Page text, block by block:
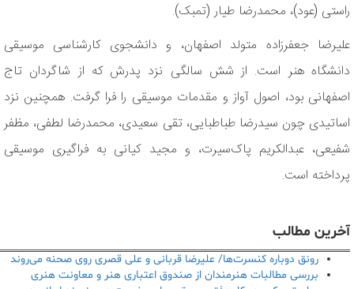
راستی (عود)، محمدرضا طیار (تمبک).
علیرضا جعفرزاده متولد اصفهان، و دانشجوی کارشناسی موسیقی
دانشگاه هنر است. از شش سالگی نزد پدرش که از شاگردان تاج
اصفهانی بود، اصول آواز و مقدمات موسیقی را فرا گرفت. همچنین نزد
اساتیدی چون سیدرضا طباطبایی، تقى سعیدى، محمدرضا لطفی، مظفر
شفیعی، عبدالکریم پاک‌سیرت، و مجید کیانى به فراگیری موسیقی
پرداخته است.
آخرین مطالب
رونق دوباره کنسرت‌ها/ علیرضا قربانی و علی قصری روی صحنه می‌روند
بررسی مطالبات هنرمندان از صندوق اعتباری هنر و معاونت هنری